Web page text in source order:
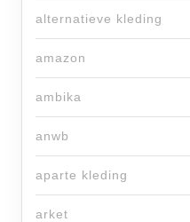
alternatieve kleding
amazon
ambika
anwb
aparte kleding
arket